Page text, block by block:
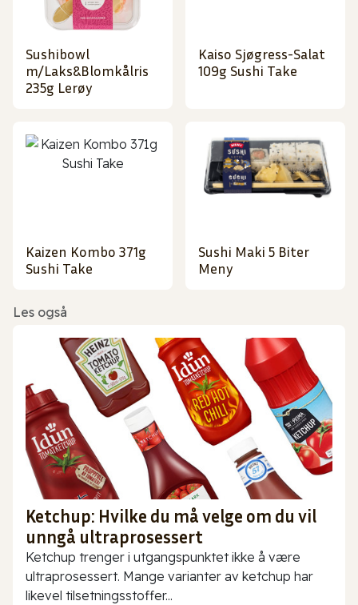
Sushibowl
m/Laks&Blomkålris
235g Lerøy
Kaiso Sjøgress-Salat
109g Sushi Take
Kaizen Kombo 371g
Sushi Take
Sushi Maki 5 Biter
Meny
Les også
Ketchup: Hvilke du må velge om du vil
unngå ultraprosessert
Ketchup trenger i utgangspunktet ikke å være
ultraprosessert. Mange varianter av ketchup har
likevel tilsetningsstoffer...